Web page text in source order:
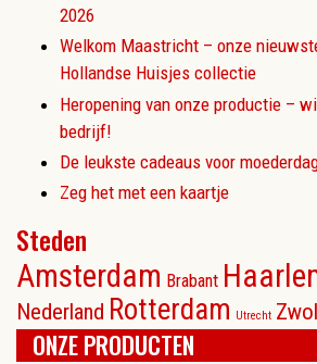
2026
Welkom Maastricht – onze
Hollandse Huisjes collectie
Heropening van onze productie –
bedrijf!
De leukste cadeaus voor
Zeg het met een kaartje
Steden
Amsterdam Brabant
Nederland Rotterdam Utrecht
ONZE PRODUCTEN